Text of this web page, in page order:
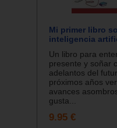
Mi primer libro
inteligencia
Un libro para
presente y soñar
adelantos del
próximos años
avances
gusta...
9.95 €